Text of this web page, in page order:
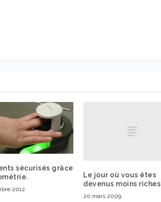
sécurisés grâce
2012
Le jour où vous êtes
devenus moins riches
20 mars 2009